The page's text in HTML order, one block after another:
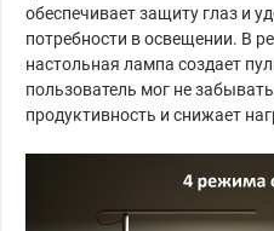
обеспечивает защиту глаз и
потребности в освещении. В
настольная лампа создает
пользователь мог не
продуктивность и снижает